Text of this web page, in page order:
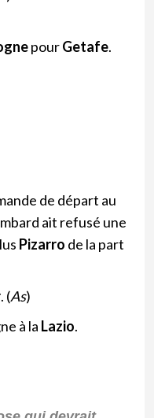
pourGetafe.
de départ au
ait refusé une
Pizarro de la part
. (As)
à la Lazio.